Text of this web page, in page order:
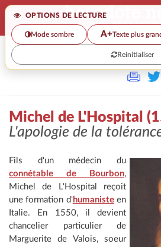
OPTIONS DE LECTURE
Mode sombre A+Texte plus
Reinitialiser
>
Michel de L'Hospital
L'apologie de la
Fils d'un médecin du
connétable de Bourbon,
Michel de L'Hospital reçoit
une formation d' humanisteen
Italie. En 1550, il devient
chancelier particulier de
Marguerite de Valois, soeur